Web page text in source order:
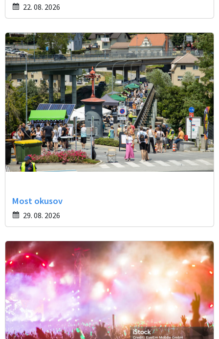
22. 08. 2026
Most okusov
29. 08. 2026